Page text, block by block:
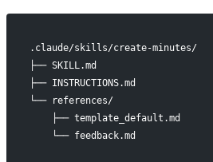
.claude/skills/create-minutes/
├── SKILL.md
├── INSTRUCTIONS.md
└── references/
├── template_default.md
└── feedback.md